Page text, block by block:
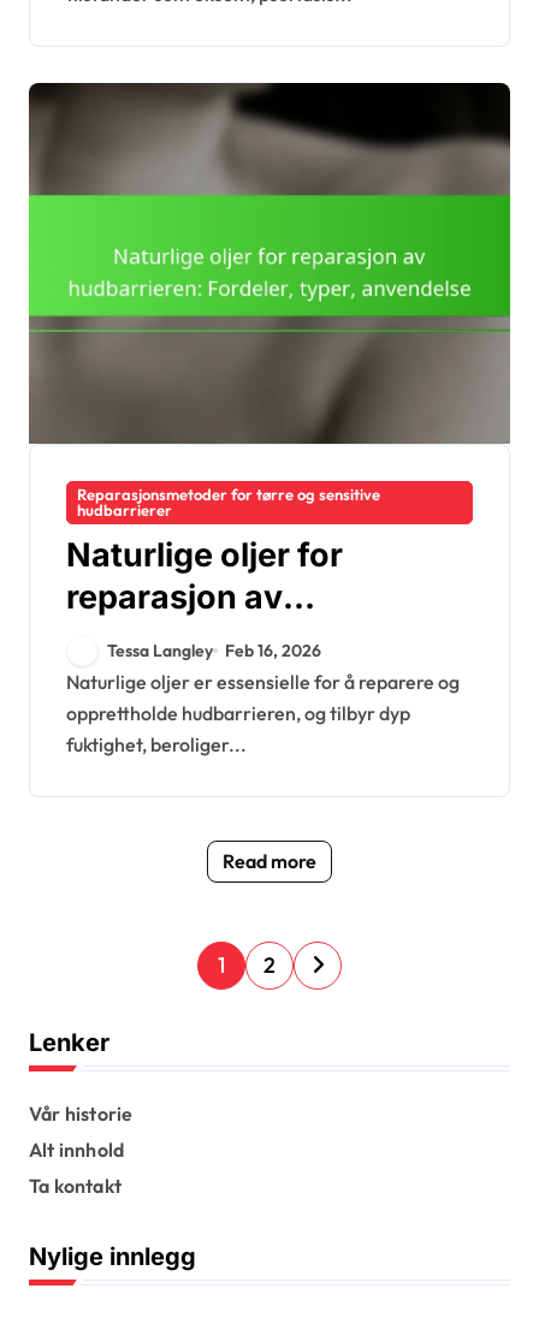
resultater
Reparasjonsmetoder for tørre og sensitive
hudbarrierer
Naturlige oljer for
reparasjon av
hudbarrieren: Fordeler,
typer, anvendelse
Tessa Langley Feb 16, 2026
Naturlige oljer er essensielle for å reparere og
opprettholde hudbarrieren, og tilbyr dyp
fuktighet, beroliger...
Read more
P
o
t
i
1 2
Lenker
Vår historie
Alt innhold
Ta kontakt
Nylige innlegg